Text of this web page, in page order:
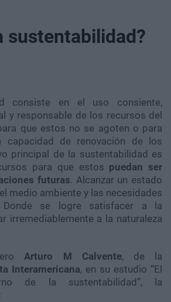
sustentabilidad?
consiste en el uso consiente,
y responsable de los recursos del
que estos no se agoten o para
capacidad de renovación de los
principal de la sustentabilidad es
para que estos puedan ser
futuras. Alcanzar un estado
medio ambiente y las necesidades
se logre satisfacer a la
irremediablemente a la naturaleza
Arturo M Calvente, de la
Interamericana, en su estudio “El
de la sustentabilidad”, la